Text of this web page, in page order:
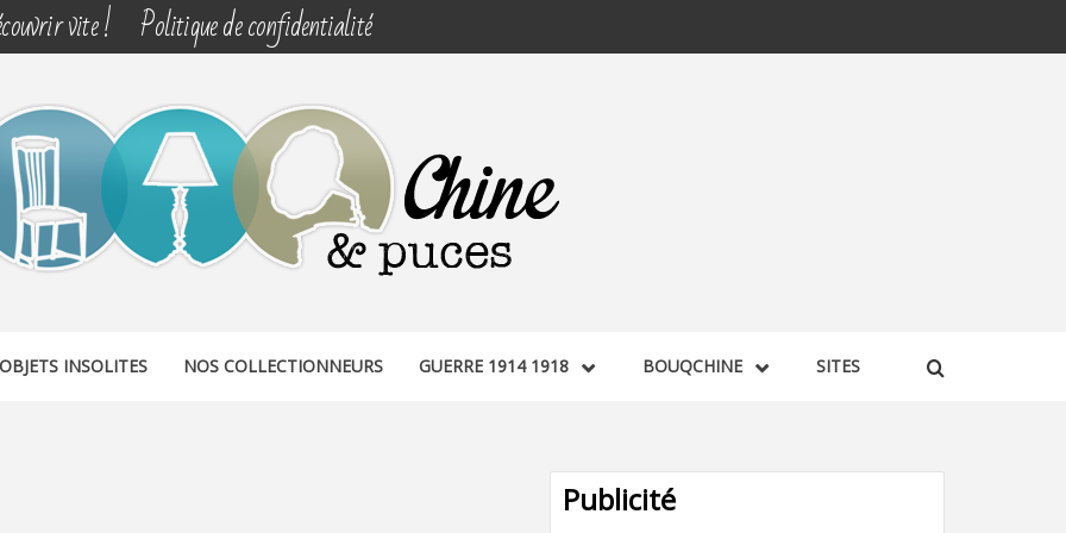
vite ! Politique de confidentialité
PUCES
OBJETS INSOLITES NOS COLLECTIONNEURS GUERRE 1914 1918 BOUQCHINE SITES
Publicité